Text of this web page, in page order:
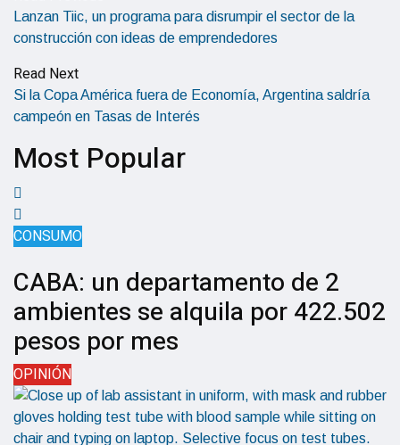
Lanzan Tiic, un programa para disrumpir el sector de la
construcción con ideas de emprendedores
Read Next
Si la Copa América fuera de Economía, Argentina saldría
campeón en Tasas de Interés
Most Popular
CONSUMO
CABA: un departamento de 2
ambientes se alquila por 422.502
pesos por mes
OPINIÓN